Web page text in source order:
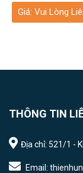
Giá: Vui Lòng
THÔNG TIN
Địa chỉ: 521/1 -
Email: